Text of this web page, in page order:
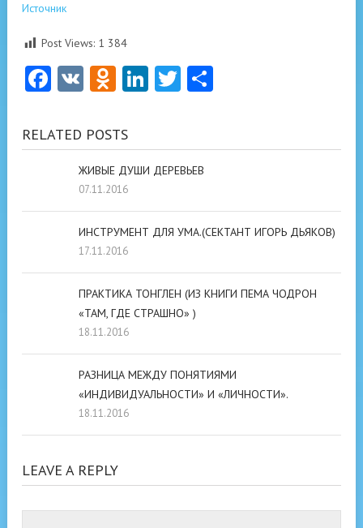
Источник
Post Views: 1 384
Facebook
VK Odnoklassniki
LinkedIn
Twitter
RELATED POSTS
ЖИВЫЕ ДУШИ ДЕРЕВЬЕВ
07.11.2016
ИНСТРУМЕНТ ДЛЯ УМА.(СЕКТАНТ ИГОРЬ ДЬЯКОВ)
17.11.2016
ПРАКТИКА ТОНГЛЕН (ИЗ КНИГИ ПЕМА ЧОДРОН
«ТАМ, ГДЕ СТРАШНО» )
18.11.2016
РАЗНИЦА МЕЖДУ ПОНЯТИЯМИ
«ИНДИВИДУАЛЬНОСТИ» И «ЛИЧНОСТИ».
18.11.2016
LEAVE A REPLY